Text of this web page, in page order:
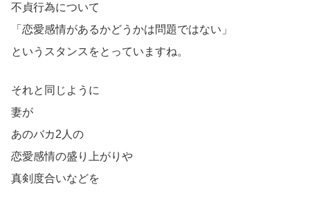
不貞行為について
「恋愛感情があるかどうかは問題ではない」
というスタンスをとっていますね。
それと同じように
妻が
あのバカ2人の
恋愛感情の盛り上がりや
真剣度合いなどを